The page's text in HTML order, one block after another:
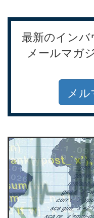
最新のイン
メールマガ
メ